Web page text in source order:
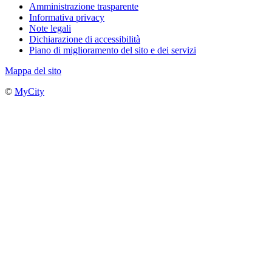
Amministrazione trasparente
Informativa privacy
Note legali
Dichiarazione di accessibilità
Piano di miglioramento del sito e dei servizi
Mappa del sito
© MyCity